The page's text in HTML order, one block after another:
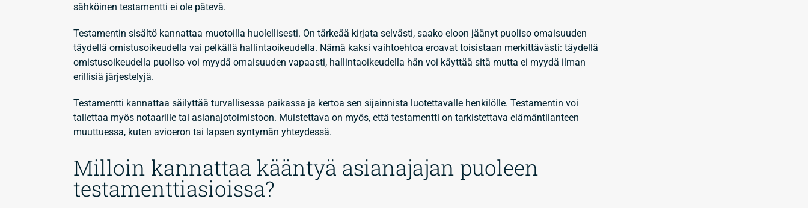
sähköinen testamentti ei ole pätevä.
Testamentin sisältö kannattaa muotoilla huolellisesti. On tärkeää kirjata selvästi, saako eloon jäänyt puoliso omaisuuden
täydellä omistusoikeudella vai pelkällä hallintaoikeudella. Nämä kaksi vaihtoehtoa eroavat toisistaan merkittävästi: täydellä
omistusoikeudella puoliso voi myydä omaisuuden vapaasti, hallintaoikeudella hän voi käyttää sitä mutta ei myydä ilman
erillisiä järjestelyjä.
Testamentti kannattaa säilyttää turvallisessa paikassa ja kertoa sen sijainnista luotettavalle henkilölle. Testamentin voi
tallettaa myös notaarille tai asianajotoimistoon. Muistettava on myös, että testamentti on tarkistettava elämäntilanteen
muuttuessa, kuten avioeron tai lapsen syntymän yhteydessä.
Milloin kannattaa kääntyä asianajajan puoleen
testamenttiasioissa?